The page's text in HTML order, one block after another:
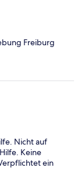
Freiburg
Nicht auf
Keine
ein